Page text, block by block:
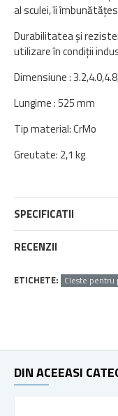
al sculei, îi
Durabilitatea și
utilizare în condiții
Dimensiune :
Lungime : 525 mm
Tip material: CrMo
Greutate: 2,1 kg
SPECIFICATII
RECENZII
ETICHETE: Cleste
DIN ACEEASI